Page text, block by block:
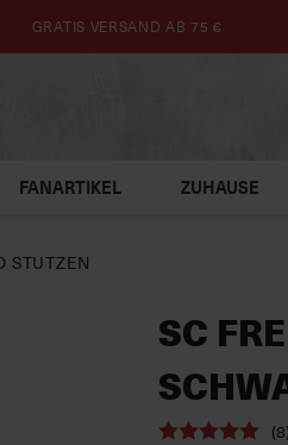
GRATIS VERSAND AB 75 €
FANARTIKEL ZUHAUSE
STUTZEN
SC
(8)